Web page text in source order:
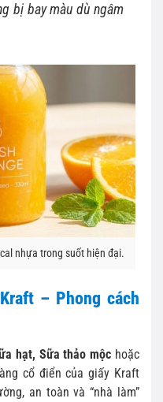
bị bay màu dù ngâm
nhựa trong suốt hiện đại.
– Phong cách
hạt, Sữa thảo mộc hoặc
cổ điển của giấy Kraft
an toàn và “nhà làm”